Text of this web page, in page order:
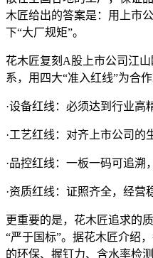
木匠给出的答案是：用上市
下“大厂规矩”。
花木匠复刻A股上市公司江
系，用四大“准入红线”为合
·设备红线：必须达到行业高
·工艺红线：对齐上市公司的
·品控红线：一板一码可追溯
·资质红线：证照齐全，经营
更重要的是，花木匠追求的
“严于国标”。据花木匠介绍
的环保、握钉力、含水率检